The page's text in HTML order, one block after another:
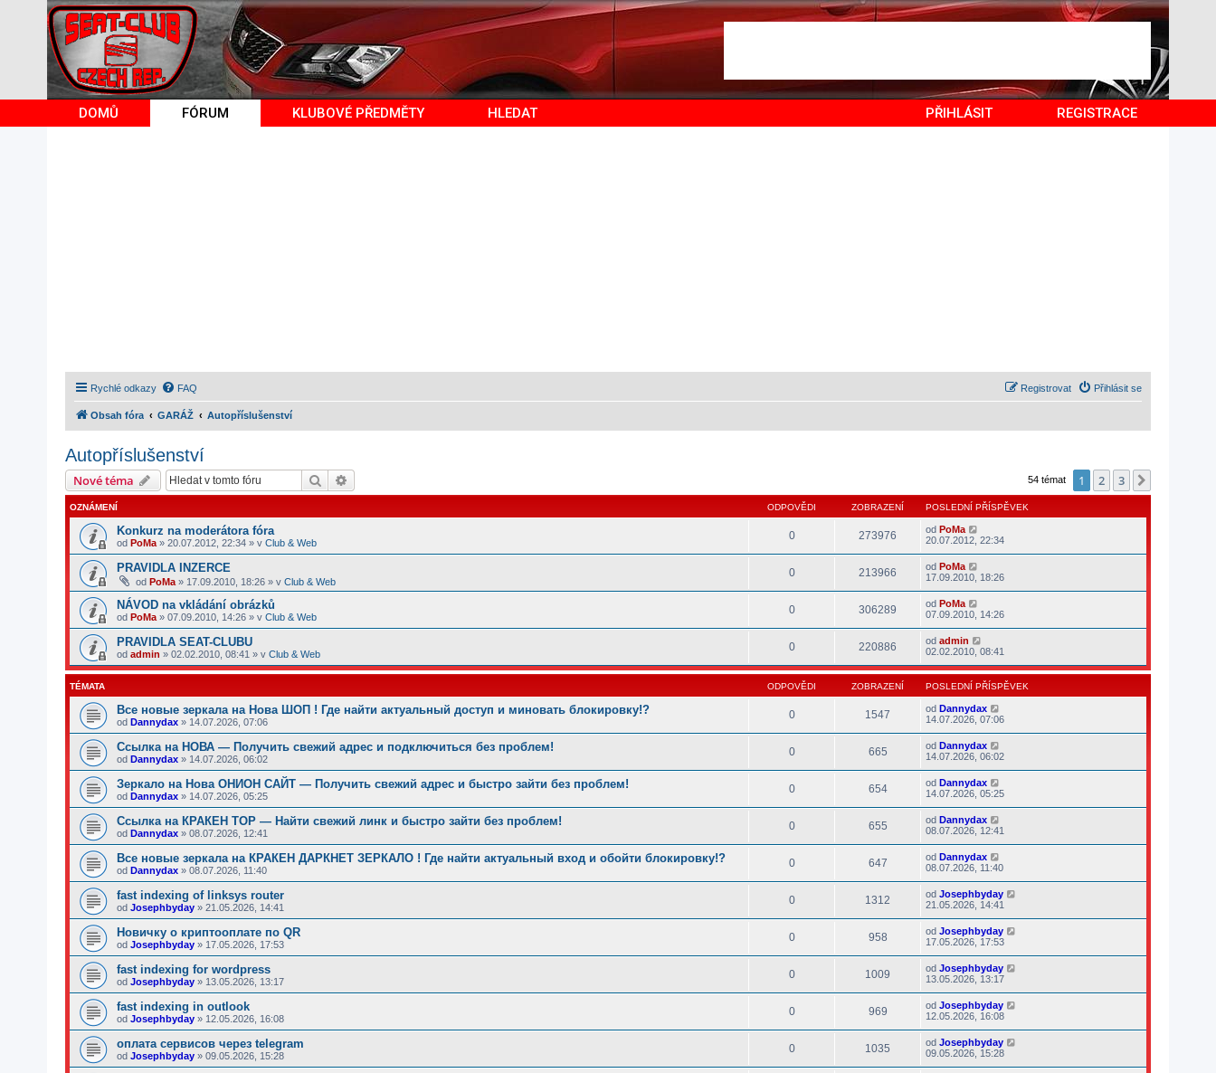
DOMŮ FÓRUM KLUBOVÉ PŘEDMĚTY HLEDAT PŘIHLÁSIT REGISTRACE
Rychlé odkazy FAQ Přihlásit se
Registrovat
Obsah fóra GARÁŽ Autopříslušenství
Autopříslušenství
Nové téma Hledat 54 témat 1 2 3
OZNÁMENÍ ODPOVĚDI ZOBRAZENÍ POSLEDNÍ PŘÍSPĚVEK
Konkurz na moderátora fóra
od PoMa » 20.07.2012, 22:34 » v Club & Web
0 273976 od PoMa
20.07.2012, 22:34
PRAVIDLA INZERCE
od PoMa » 17.09.2010, 18:26 » v Club & Web
0 213966 od PoMa
17.09.2010, 18:26
NÁVOD na vkládání obrázků
od PoMa » 07.09.2010, 14:26 » v Club & Web
0 306289 od PoMa
07.09.2010, 14:26
PRAVIDLA SEAT-CLUBU
od admin » 02.02.2010, 08:41 » v Club & Web
0 220886 od admin
02.02.2010, 08:41
TÉMATA ODPOVĚDI ZOBRAZENÍ POSLEDNÍ PŘÍSPĚVEK
Все новые зеркала на Нова ШОП ! Где найти актуальный доступ и миновать блокировку!?
od Dannydax » 14.07.2026, 07:06
0 1547 od Dannydax
14.07.2026, 07:06
Ссылка на НОВА — Получить свежий адрес и подключиться без проблем!
od Dannydax » 14.07.2026, 06:02
0 665 od Dannydax
14.07.2026, 06:02
Зеркало на Нова ОНИОН САЙТ — Получить свежий адрес и быстро зайти без проблем!
od Dannydax » 14.07.2026, 05:25
0 654 od Dannydax
14.07.2026, 05:25
Ссылка на КРАКЕН ТОР — Найти свежий линк и быстро зайти без проблем!
od Dannydax » 08.07.2026, 12:41
0 655 od Dannydax
08.07.2026, 12:41
Все новые зеркала на КРАКЕН ДАРКНЕТ ЗЕРКАЛО ! Где найти актуальный вход и обойти блокировку!?
od Dannydax » 08.07.2026, 11:40
0 647 od Dannydax
08.07.2026, 11:40
fast indexing of linksys router
od Josephbyday » 21.05.2026, 14:41
0 1312 od Josephbyday
21.05.2026, 14:41
Новичку о криптооплате по QR
od Josephbyday » 17.05.2026, 17:53
0 958 od Josephbyday
17.05.2026, 17:53
fast indexing for wordpress
od Josephbyday » 13.05.2026, 13:17
0 1009 od Josephbyday
13.05.2026, 13:17
fast indexing in outlook
od Josephbyday » 12.05.2026, 16:08
0 969 od Josephbyday
12.05.2026, 16:08
оплата сервисов через telegram
od Josephbyday » 09.05.2026, 15:28
0 1035 od Josephbyday
09.05.2026, 15:28